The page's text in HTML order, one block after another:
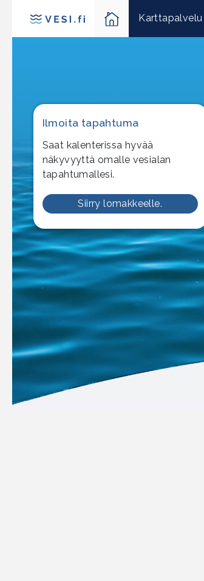
Karttapalvelu
Ilmoita tapahtuma
Saat kalenterissa hyvää
näkyvyyttä omalle vesialan
tapahtumallesi.
Siirry lomakkeelle.